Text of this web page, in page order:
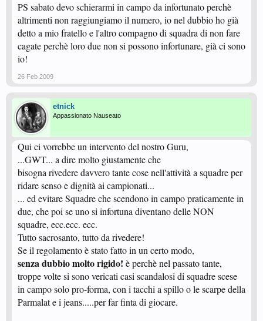
PS sabato devo schierarmi in campo da infortunato perchè
altrimenti non raggiungiamo il numero, io nel dubbio ho già
detto a mio fratello e l'altro compagno di squadra di non fare
cagate perchè loro due non si possono infortunare, già ci sono
io!
26 Feb 2009
etnick
Appassionato Nauseato
Qui ci vorrebbe un intervento del nostro Guru,
...GWT... a dire molto giustamente che
bisogna rivedere davvero tante cose nell'attività a squadre per
ridare senso e dignità ai campionati...
... ed evitare Squadre che scendono in campo praticamente in
due, che poi se uno si infortuna diventano delle NON
squadre, ecc.ecc. ecc.
Tutto sacrosanto, tutto da rivedere!
Se il regolamento è stato fatto in un certo modo,
senza dubbio molto rigido! è perchè nel passato tante,
troppe volte si sono vericati casi scandalosi di squadre scese
in campo solo pro-forma, con i tacchi a spillo o le scarpe della
Parmalat e i jeans.....per far finta di giocare.